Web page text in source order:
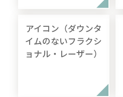
アイコン（ダウンタ
イムのないフラクシ
ョナル・レーザー）